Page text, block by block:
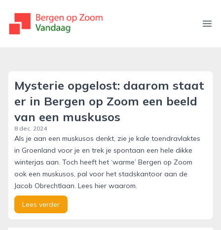
bergenopzoomvandaag.nl
Mysterie opgelost: daarom staat
er in Bergen op Zoom een beeld
van een muskusos
8 dec. 2024
Als je aan een muskusos denkt, zie je kale toendravlaktes
in Groenland voor je en trek je spontaan een hele dikke
winterjas aan. Toch heeft het ‘warme’ Bergen op Zoom
ook een muskusos, pal voor het stadskantoor aan de
Jacob Obrechtlaan. Lees hier waarom.
Lees verder